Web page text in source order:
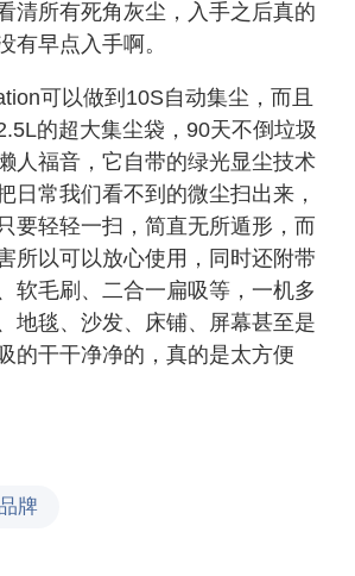
清所有死角灰尘，入手之后真的
有早点入手啊。
可以做到10S自动集尘，而且
的超大集尘袋，90天不倒垃圾
人福音，它自带的绿光显尘技术
日常我们看不到的微尘扫出来，
要轻轻一扫，简直无所遁形，而
所以可以放心使用，同时还附带
软毛刷、二合一扁吸等，一机多
地毯、沙发、床铺、屏幕甚至是
的干干净净的，真的是太方便
牌